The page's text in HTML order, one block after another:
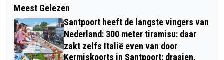
OPEN EN EERLIJK OVER CORONA
LEUKE INITIATIEVEN VOOR
BLOEMENDALERS
Meest Gelezen
Santpoort heeft de langste vingers van
Nederland: 300 meter tiramisu: daar
zakt zelfs Italië even van door
Kermiskoorts in Santpoort: draaien,